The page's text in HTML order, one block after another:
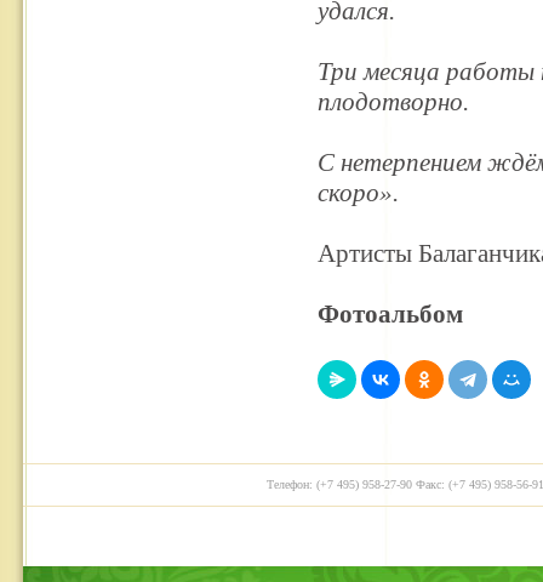
удался.
Три месяца работы
плодотворно.
С нетерпением
скоро».
Артисты
Фотоальбом
Телефон: (+7 495) 958-27-90 Факс: (+7 495) 958-56-